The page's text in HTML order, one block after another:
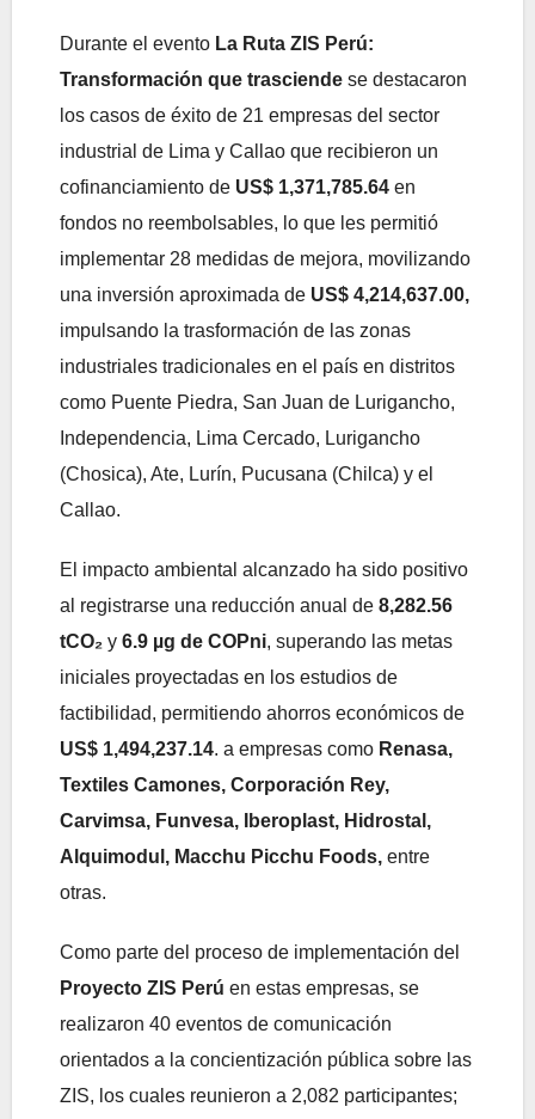
Durante el evento La Ruta ZIS Perú:
Transformación que trasciende se destacaron
los casos de éxito de 21 empresas del sector
industrial de Lima y Callao que recibieron un
cofinanciamiento de US$ 1,371,785.64 en
fondos no reembolsables, lo que les permitió
implementar 28 medidas de mejora, movilizando
una inversión aproximada de US$ 4,214,637.00,
impulsando la trasformación de las zonas
industriales tradicionales en el país en distritos
como Puente Piedra, San Juan de Lurigancho,
Independencia, Lima Cercado, Lurigancho
(Chosica), Ate, Lurín, Pucusana (Chilca) y el
Callao.
El impacto ambiental alcanzado ha sido positivo
al registrarse una reducción anual de 8,282.56
tCO₂ y 6.9 µg de COPni, superando las metas
iniciales proyectadas en los estudios de
factibilidad, permitiendo ahorros económicos de
US$ 1,494,237.14. a empresas como Renasa,
Textiles Camones, Corporación Rey,
Carvimsa, Funvesa, Iberoplast, Hidrostal,
Alquimodul, Macchu Picchu Foods, entre
otras.
Como parte del proceso de implementación del
Proyecto ZIS Perú en estas empresas, se
realizaron 40 eventos de comunicación
orientados a la concientización pública sobre las
ZIS, los cuales reunieron a 2,082 participantes;